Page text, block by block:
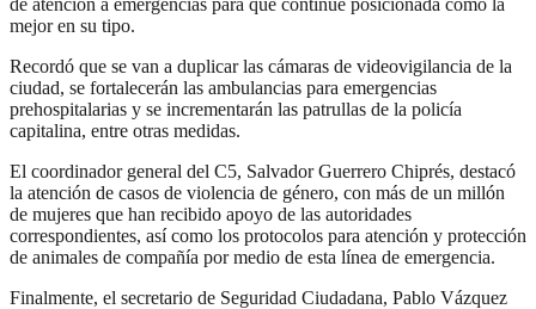
mejor en su tipo.
Recordó que se van a duplicar las cámaras de videovigilancia de la
ciudad, se fortalecerán las ambulancias para emergencias
prehospitalarias y se incrementarán las patrullas de la policía
capitalina, entre otras medidas.
El coordinador general del C5, Salvador Guerrero Chiprés, destacó
la atención de casos de violencia de género, con más de un millón
de mujeres que han recibido apoyo de las autoridades
correspondientes, así como los protocolos para atención y protección
de animales de compañía por medio de esta línea de emergencia.
Finalmente, el secretario de Seguridad Ciudadana, Pablo Vázquez